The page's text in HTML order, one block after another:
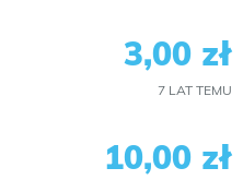
3,00 zł
7 LAT TEMU
10,00 zł